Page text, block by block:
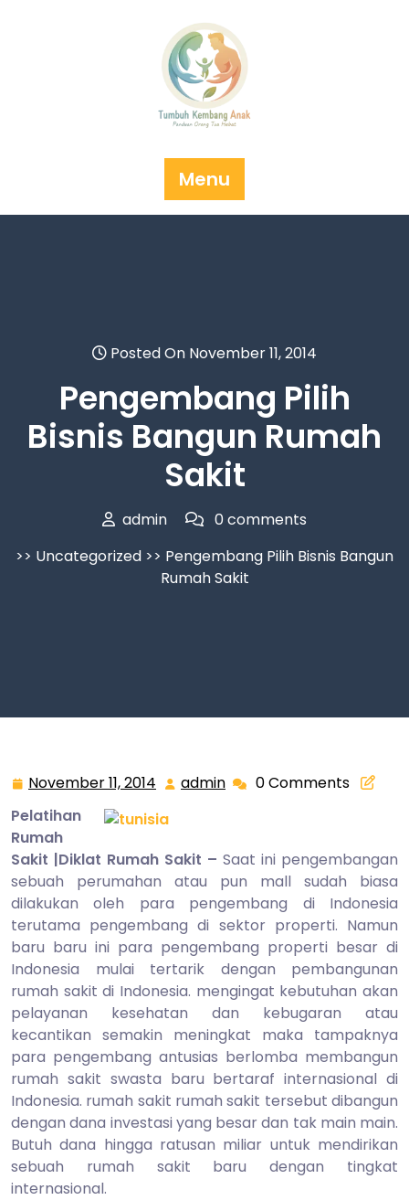
Menu
Posted On November 11, 2014
Pengembang Pilih
Bisnis Bangun Rumah
Sakit
admin
0 comments
>> Uncategorized >> Pengembang Pilih Bisnis Bangun
Rumah Sakit
November 11, 2014 November
2014
admin admin0 Comments
Pelatihan
Rumah
Sakit |Diklat Rumah Sakit – Saat ini pengembangan
sebuah perumahan atau pun mall sudah biasa
dilakukan oleh para pengembang di Indonesia
terutama pengembang di sektor properti. Namun
baru baru ini para pengembang properti besar di
Indonesia mulai tertarik dengan pembangunan
rumah sakit di Indonesia. mengingat kebutuhan akan
pelayanan kesehatan dan kebugaran atau
kecantikan semakin meningkat maka tampaknya
para pengembang antusias berlomba membangun
rumah sakit swasta baru bertaraf internasional di
Indonesia. rumah sakit rumah sakit tersebut dibangun
dengan dana investasi yang besar dan tak main main.
Butuh dana hingga ratusan miliar untuk mendirikan
sebuah rumah sakit baru dengan tingkat
internasional.